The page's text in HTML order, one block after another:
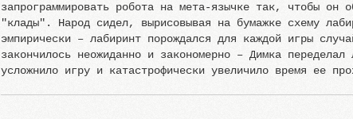
запрограммировать робота на мета-язычке так, чтобы он
"клады". Народ сидел, вырисовывая на бумажке схему
эмпирически – лабиринт порождался для каждой игры
закончилось неожиданно и закономерно – Димка
усложнило игру и катастрофически увеличило время ее